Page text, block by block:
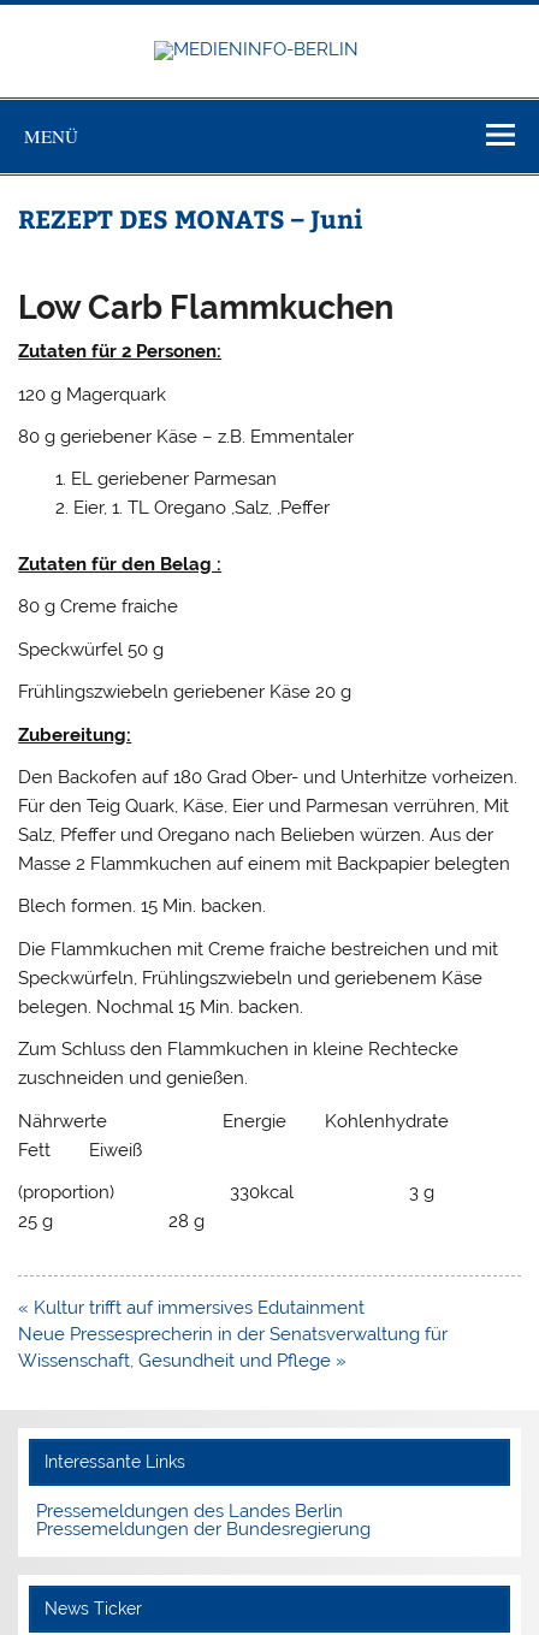
Zum
MENÜ
REZEPT DES MONATS – Juni
Low Carb Flammkuchen
Zutaten für 2 Personen:
120 g Magerquark
80 g geriebener Käse – z.B. Emmentaler
EL geriebener Parmesan
Eier, 1. TL Oregano ,Salz, ,Peffer
Zutaten für den Belag :
80 g Creme fraiche
Speckwürfel 50 g
Frühlingszwiebeln geriebener Käse 20 g
Zubereitung:
Den Backofen auf 180 Grad Ober- und Unterhitze vorheizen.
Für den Teig Quark, Käse, Eier und Parmesan verrühren, Mit
Salz, Pfeffer und Oregano nach Belieben würzen. Aus der
Masse 2 Flammkuchen auf einem mit Backpapier belegten
Blech formen. 15 Min. backen.
Die Flammkuchen mit Creme fraiche bestreichen und mit
Speckwürfeln, Frühlingszwiebeln und geriebenem Käse
belegen. Nochmal 15 Min. backen.
Zum Schluss den Flammkuchen in kleine Rechtecke
zuschneiden und genießen.
Nährwerte Energie Kohlenhydrate
Fett Eiweiß
(proportion) 330kcal 3 g
25 g 28 g
Beitragsnavigation
« Kultur trifft auf immersives Edutainment
Neue Pressesprecherin in der Senatsverwaltung für
Wissenschaft, Gesundheit und Pflege »
Interessante Links
Pressemeldungen des Landes Berlin
Pressemeldungen der Bundesregierung
News Ticker